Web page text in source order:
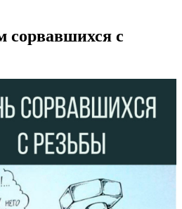
сорвавшихся с